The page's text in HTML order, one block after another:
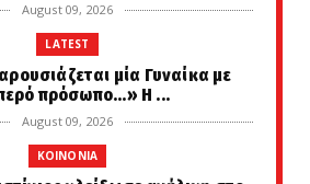
August 09, 2026
LATEST
μία Γυναίκα με
πρόσωπο...» Η ...
August 09, 2026
KOINONIA